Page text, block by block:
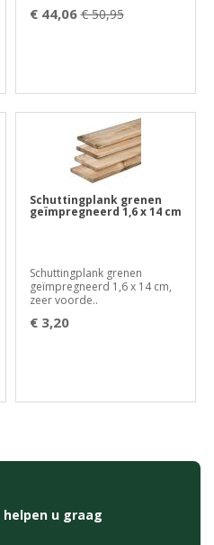
€ 44,06 € 50,95
Schuttingplank grenen
geïmpregneerd 1,6 x 14 cm
Schuttingplank grenen
geïmpregneerd 1,6 x 14 cm,
zeer voorde..
€ 3,20
helpen u graag